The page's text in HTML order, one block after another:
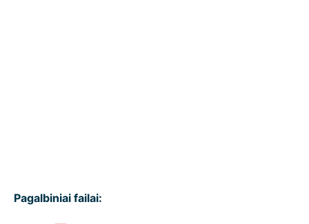
Pagalbiniai failai: